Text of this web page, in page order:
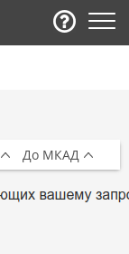
До МКАД